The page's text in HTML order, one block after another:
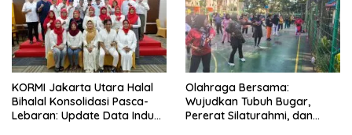
KORMI Jakarta Utara Halal
Bihalal Konsolidasi Pasca-
Lebaran: Update Data Induk
Olahraga Bersama:
Wujudkan Tubuh Bugar,
Pererat Silaturahmi, dan